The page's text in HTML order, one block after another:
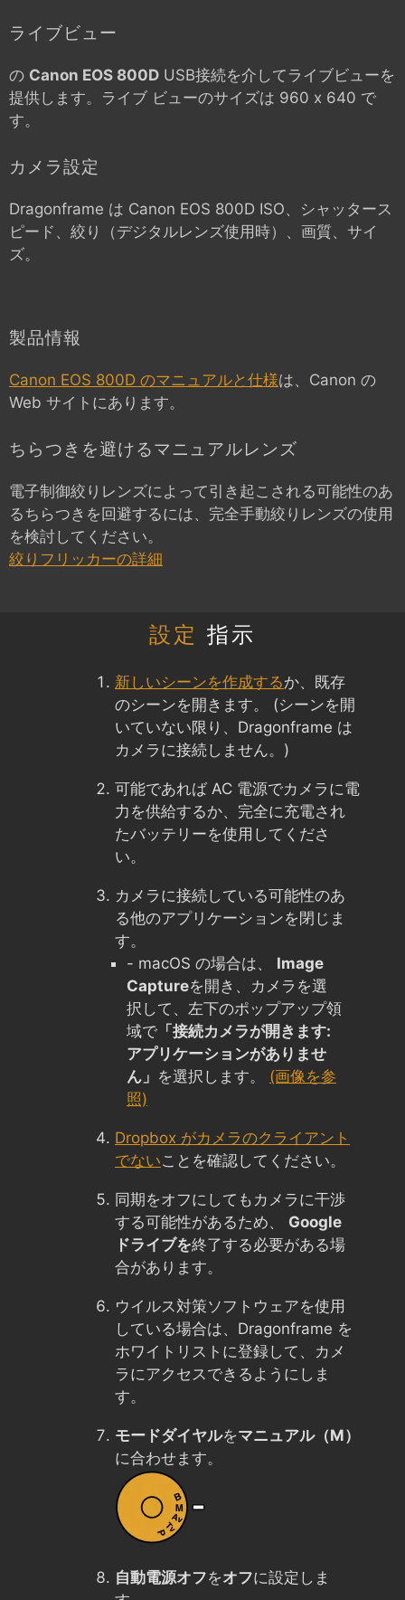
ライブビュー
の Canon EOS 800D USB接続を介してライブビューを
提供します。ライブ ビューのサイズは 960 x 640 で
す。
カメラ設定
Dragonframe は Canon EOS 800D ISO、シャッタース
ピード、絞り（デジタルレンズ使用時）、画質、サイ
ズ。
製品情報
Canon EOS 800D のマニュアルと仕様は、Canon の
Web サイトにあります。
ちらつきを避けるマニュアルレンズ
電子制御絞りレンズによって引き起こされる可能性のあ
るちらつきを回避するには、完全手動絞りレンズの使用
を検討してください。
絞りフリッカーの詳細
設定 指示
新しいシーンを作成するか、既存
のシーンを開きます。 (シーンを開
いていない限り、Dragonframe は
カメラに接続しません。)
可能であれば AC 電源でカメラに電
力を供給するか、完全に充電され
たバッテリーを使用してくださ
い。
カメラに接続している可能性のあ
る他のアプリケーションを閉じま
す。
- macOS の場合は、 Image
Captureを開き、カメラを選
択して、左下のポップアップ領
域で 「接続カメラが開きます:
アプリケーションがありませ
ん」 を選択します。 (画像を参
照)
Dropbox がカメラのクライアント
でないことを確認してください。
同期をオフにしてもカメラに干渉
する可能性があるため、 Google
ドライブを終了する必要がある場
合があります。
ウイルス対策ソフトウェアを使用
している場合は、Dragonframe を
ホワイトリストに登録して、カメ
ラにアクセスできるようにしま
す。
モードダイヤルをマニュアル（M）
に合わせます。
自動電源オフをオフに設定しま